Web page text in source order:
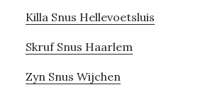
Killa Snus Hellevoetsluis
Skruf Snus Haarlem
Zyn Snus Wijchen